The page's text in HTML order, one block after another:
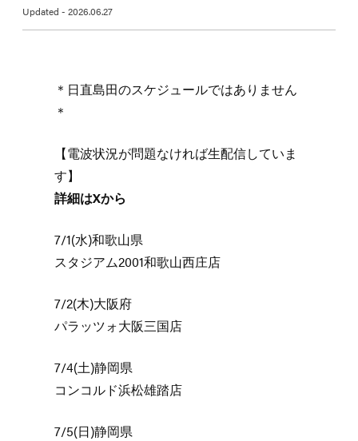
Updated - 2026.06.27
＊日直島田のスケジュールではありません
＊
【電波状況が問題なければ生配信していま
す】
詳細はXから
7/1(水)和歌山県
スタジアム2001和歌山西庄店
7/2(木)大阪府
パラッツォ大阪三国店
7/4(土)静岡県
コンコルド浜松雄踏店
7/5(日)静岡県